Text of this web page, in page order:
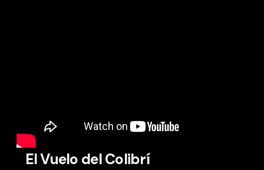
El Vuelo del Colibrí